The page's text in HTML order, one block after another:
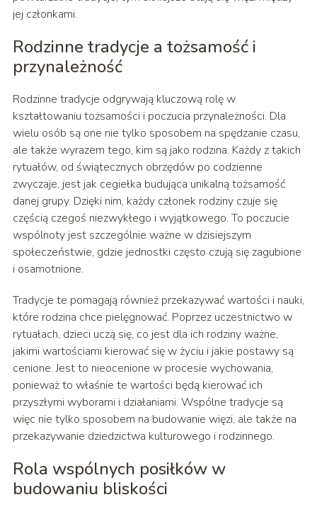
jej członkami.
Rodzinne tradycje a tożsamość i
przynależność
Rodzinne tradycje odgrywają kluczową rolę w
kształtowaniu tożsamości i poczucia przynależności. Dla
wielu osób są one nie tylko sposobem na spędzanie czasu,
ale także wyrazem tego, kim są jako rodzina. Każdy z takich
rytuałów, od świątecznych obrzędów po codzienne
zwyczaje, jest jak cegiełka budująca unikalną tożsamość
danej grupy. Dzięki nim, każdy członek rodziny czuje się
częścią czegoś niezwykłego i wyjątkowego. To poczucie
wspólnoty jest szczególnie ważne w dzisiejszym
społeczeństwie, gdzie jednostki często czują się zagubione
i osamotnione.
Tradycje te pomagają również przekazywać wartości i nauki,
które rodzina chce pielęgnować. Poprzez uczestnictwo w
rytuałach, dzieci uczą się, co jest dla ich rodziny ważne,
jakimi wartościami kierować się w życiu i jakie postawy są
cenione. Jest to nieocenione w procesie wychowania,
ponieważ to właśnie te wartości będą kierować ich
przyszłymi wyborami i działaniami. Wspólne tradycje są
więc nie tylko sposobem na budowanie więzi, ale także na
przekazywanie dziedzictwa kulturowego i rodzinnego.
Rola wspólnych posiłków w
budowaniu bliskości